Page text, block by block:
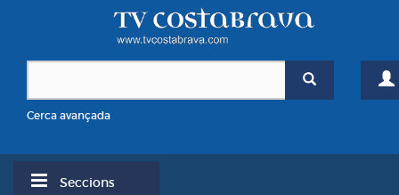
Cerca avançada
Seccions